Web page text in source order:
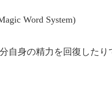
Word System)
自身の精力を回復したり